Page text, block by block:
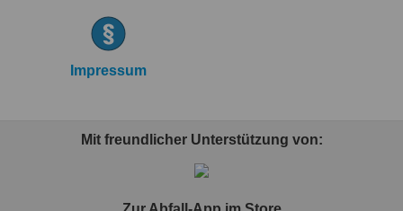
Impressum
Mit freundlicher Unterstützung von: